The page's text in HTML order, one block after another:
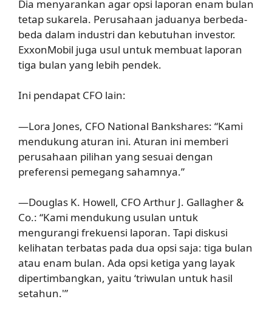
Dia menyarankan agar opsi laporan enam bulan
tetap sukarela. Perusahaan jaduanya berbeda-
beda dalam industri dan kebutuhan investor.
ExxonMobil juga usul untuk membuat laporan
tiga bulan yang lebih pendek.
Ini pendapat CFO lain:
—Lora Jones, CFO National Bankshares: “Kami
mendukung aturan ini. Aturan ini memberi
perusahaan pilihan yang sesuai dengan
preferensi pemegang sahamnya.”
—Douglas K. Howell, CFO Arthur J. Gallagher &
Co.: “Kami mendukung usulan untuk
mengurangi frekuensi laporan. Tapi diskusi
kelihatan terbatas pada dua opsi saja: tiga bulan
atau enam bulan. Ada opsi ketiga yang layak
dipertimbangkan, yaitu ‘triwulan untuk hasil
setahun.'”